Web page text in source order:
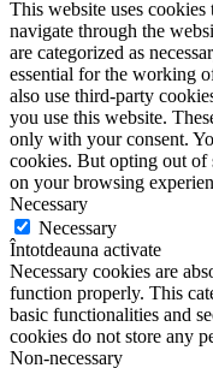
This website uses
navigate through the
are categorized as
essential for the working
also use third-party
you use this website.
only with your consent.
cookies. But opting out of
on your browsing
Necessary
Necessary
Întotdeauna activate
Necessary cookies are
function properly. This
basic functionalities and
cookies do not store any
Non-necessary